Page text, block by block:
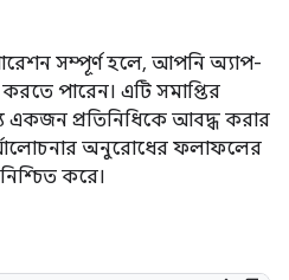
সম্পূর্ণ হলে, আপনি অ্যাপ-
করতে পারেন। এটি সমাপ্তির
একজন প্রতিনিধিকে আবদ্ধ করার
অনুরোধের ফলাফলের
করে।